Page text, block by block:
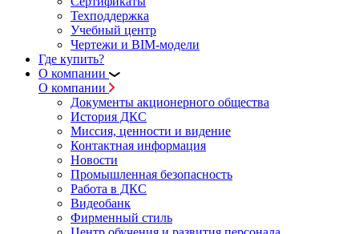
Техподдержка
Учебный центр
Чертежи и BIM-модели
Где купить?
О компании
О компании
Документы акционерного общества
История ДКС
Миссия, ценности и видение
Контактная информация
Новости
Промышленная безопасность
Работа в ДКС
Видеобанк
Фирменный стиль